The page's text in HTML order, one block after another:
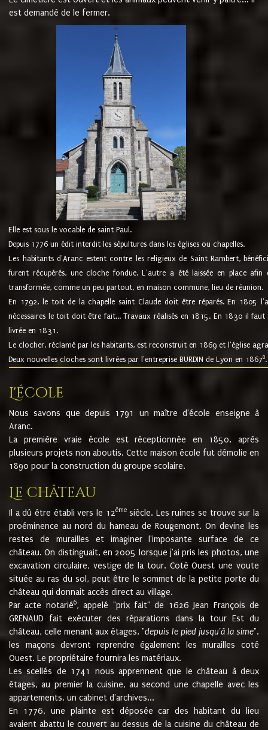
est demandé de le fermer.
Elle est sous le vocable de saint Paul.
Depuis 1776 un édit interdit les sépultures dans les églises ou chapelles.
Les habitants d'Aranc estent contre les religieux de Saint Rambert,
furent récupérés, une cloche fondue. L'autre a été laissée en place
transformée, comme un peu partout, en maison commune, lieu de réunion.
En 1792, le toit de la chapelle saint Claude doit être réparés. En 1805
nécessaires le toit doit être fait... Travaux réalisés en 1815. En 1830 il
livrée en 1831.
Le clocher, réclamé par les habitants, est reconstruit en 1869 et l'église
Deux nouvelles cloches sont livrées par l'entreprise BURDIN de Lyon en 18678.
L'école
Nous savons que depuis 1791 un maître d'école enseigne à
Aranc.
La première vraie école est réceptionnée en 1850, après
plusieurs projets non aboutis. Cette maison école fut démolie en
1890 pour la construction du groupe scolaire.
Le château
Il a dû être établi vers le 12èmesiècle. Les ruines se trouve sur la
proéminence au nord du hameau de Rougemont. On devine les
restes de murailles et imaginer l'imposante surface de ce
château. On distinguait, en 2005 lorsque j'ai pris les photos, une
excavation circulaire, vestige de la tour. Coté Ouest une voute
située au ras du sol, peut être le sommet de la petite porte du
château qui donnait accès direct au village.
Par acte notarié6, appelé "prix fait" de 1626 Jean François de
GRENAUD fait exécuter des réparations dans la tour Est du
château, celle menant aux étages, "depuis le pied jusqu'à la sime".
les maçons devront reprendre également les murailles coté
Ouest. Le propriétaire fournira les matériaux.
Les scellés de 1741 nous apprennent que le château à deux
étages, au premier la cuisine, au second une chapelle avec les
appartements, un cabinet d'archives...
En 1776, une plainte est déposée car des habitant du lieu
avaient abattu le couvert au dessus de la cuisine du château de